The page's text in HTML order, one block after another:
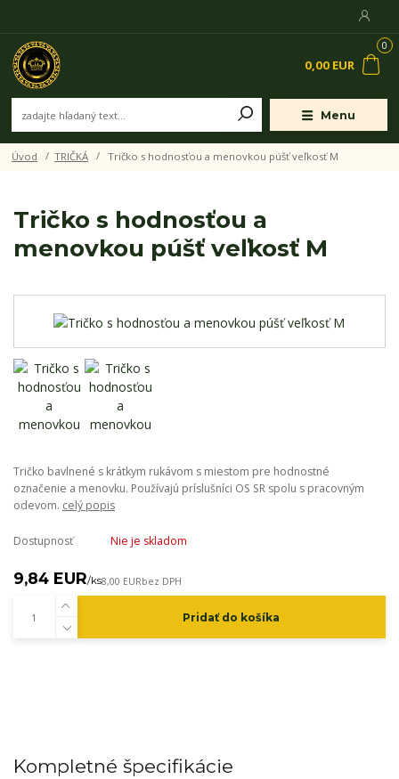
Menu
0
0,00 EUR
Úvod TRIČKÁ Tričko s hodnosťou a menovkou púšť veľkosť M
Tričko s hodnosťou a
menovkou púšť veľkosť M
Tričko bavlnené s krátkym rukávom s miestom pre hodnostné
označenie a menovku. Používajú príslušníci OS SR spolu s pracovným
odevom. celý popis
Dostupnosť Nie je skladom
9,84 EUR/ks8,00 EURbez DPH
Pridať do košíka
Kompletné špecifikácie